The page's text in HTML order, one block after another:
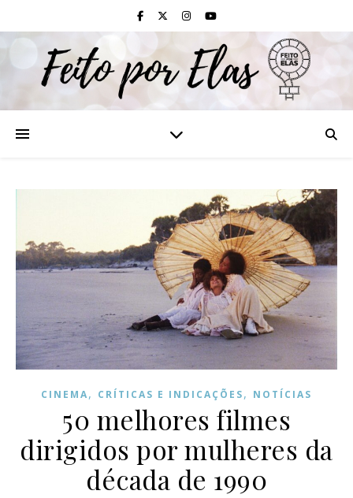
CINEMA, CRÍTICAS E INDICAÇÕES, NOTÍCIAS
50 melhores filmes
dirigidos por mulheres da
década de 1990